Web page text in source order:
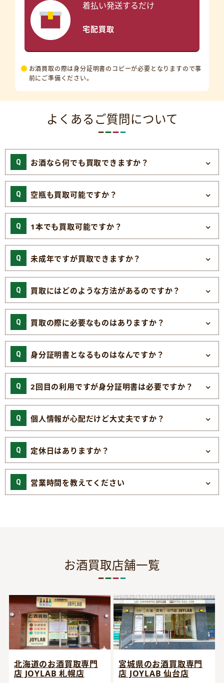
着払い発送するだけ
宅配買取
お酒買取の際は身分証明書のコピーが必要となりますので事
前にご準備ください。
よくあるご質問について
お酒なら何でも買取できますか？
空瓶も買取可能ですか？
1本でも買取可能ですか？
未成年ですが買取できますか？
買取にはどのような方法があるのですか？
買取の際に必要なものはありますか？
身分証明書となるものはなんですか？
2回目の利用ですが身分証明書は必要ですか？
個人情報が心配だけど大丈夫ですか？
定休日はありますか？
営業時間を教えてください
お酒買取店舗一覧
北海道のお酒買取専門
店 JOYLAB 札幌店
宮城県のお酒買取専門
店 JOYLAB 仙台店